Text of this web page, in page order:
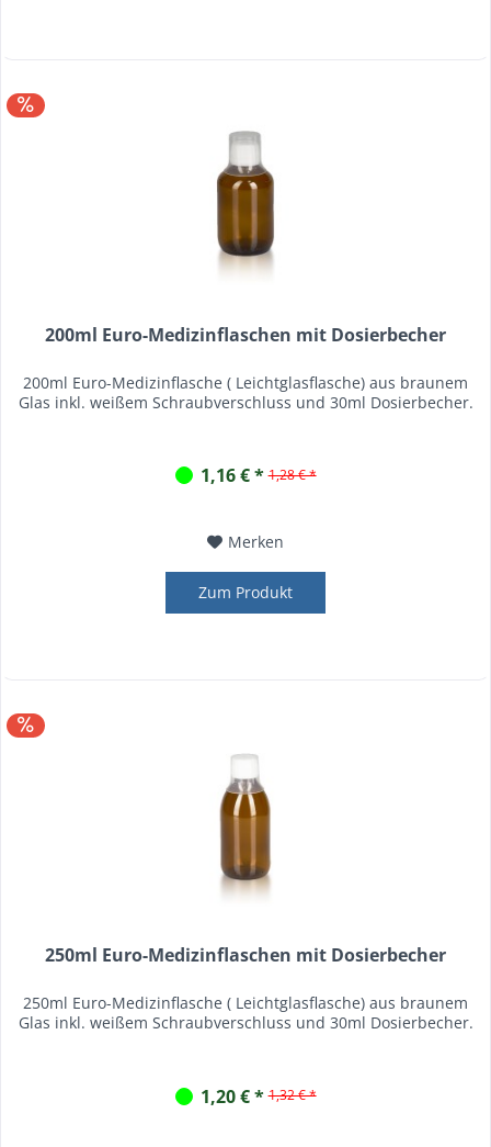
200ml Euro-Medizinflaschen mit Dosierbecher
200ml Euro-Medizinflasche ( Leichtglasflasche) aus braunem
Glas inkl. weißem Schraubverschluss und 30ml Dosierbecher.
1,16 € * 1,28 € *
Merken
Zum Produkt
250ml Euro-Medizinflaschen mit Dosierbecher
250ml Euro-Medizinflasche ( Leichtglasflasche) aus braunem
Glas inkl. weißem Schraubverschluss und 30ml Dosierbecher.
1,20 € * 1,32 € *